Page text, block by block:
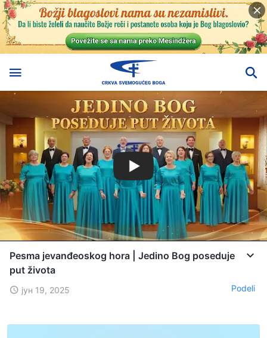
Pesma jevanđeoskog hora | Jedino Bog poseduje
put života
јун 19, 2025 Podeli